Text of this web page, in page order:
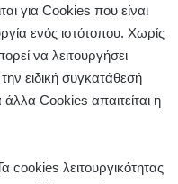
για Cookies που είναι
ενός ιστότοπου. Χωρίς
να λειτουργήσει
ειδική συγκατάθεσή
Cookies απαιτείται η
cookies λειτουργικότητας